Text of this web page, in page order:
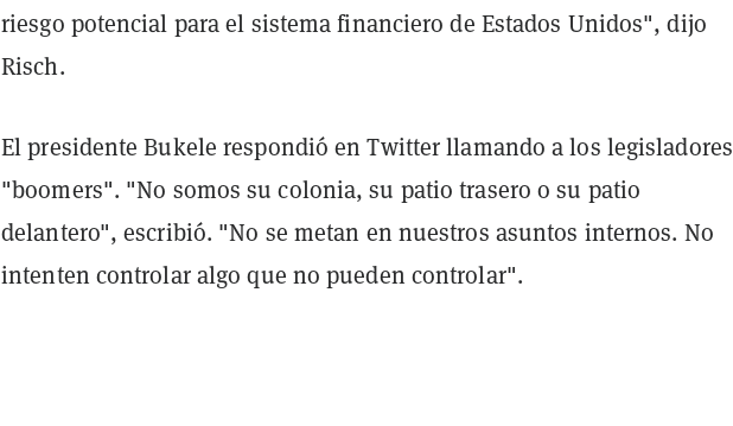
riesgo potencial para el sistema financiero de Estados Unidos", dijo
Risch.
El presidente Bukele respondió en Twitter llamando a los legisladores
"boomers". "No somos su colonia, su patio trasero o su patio
delantero", escribió. "No se metan en nuestros asuntos internos. No
intenten controlar algo que no pueden controlar".